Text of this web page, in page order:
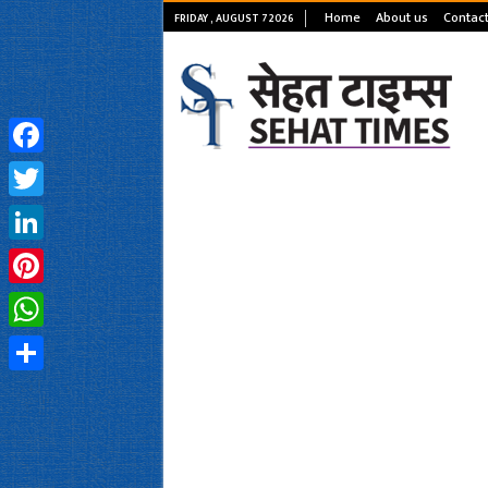
FRIDAY , AUGUST 7 2026 Home About us
Facebook
Twitter
LinkedIn
Pinterest
WhatsApp
Share